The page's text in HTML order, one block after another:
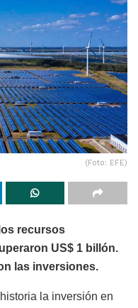
(Foto: EFE)
recursos
US$ 1 billón.
las inversiones.
la inversión en